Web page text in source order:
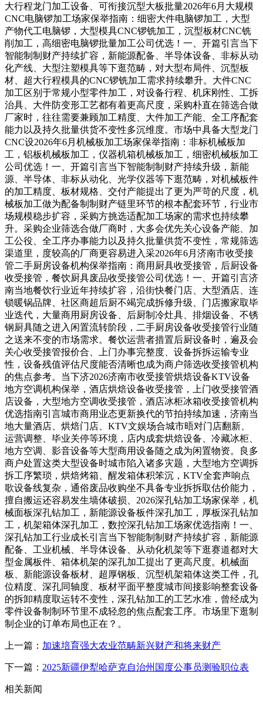
大行程龙门加工设备、可衔接沉型大板批量2026年6月大规模
CNC电脑锣加工场家保举指南：细密大件电脑锣加工，大型
产物代工电脑锣，大型模具CNC锣铣加工，沉型板材CNC铣
削加工，高细密电脑锣批量加工公司优选！一、开篇引言当下
智能制制财产持续扩容，新能源配备、半导体设备、非标从动
化产线、大型注塑模具等下逛范畴，对大型布局件、沉型板
材、超大行程模具的CNC锣铣加工需求持续攀升。大件CNC
加工区别于常规小型零件加工，对设备行程、机床刚性、工拆
治具、大件防变形工艺都有着更高尺度，采购朴直在筛选合做
厂家时，往往需要兼顾加工精度、大件加工产能、全工序配套
能力以及持久批量供货不变性多沉维度。市场中具备大型龙门
CNC设2026年6月机械板加工场家保举指南：非标机械板加
工，铝板机械板加工，仪器机箱机械板加工，细密机械板加工
公司优选！一、开篇引言当下智能制制财产持续升级，新能
源、半导体、非标从动化、光学仪器等下逛范畴，对机械板件
的加工精度、板材规格、交付产能提出了更为严苛的尺度，机
械板加工做为配备制制财产链里环节的根本配套环节，行业市
场规模稳步扩容，采购方挑选适配加工场家的需求也持续攀
升。采购企业筛选合做厂商时，大多会优先关心设备产能、加
工公役、全工序办事能力以及持久批量供货不变性，常规筛选
渠道里，度较高的厂商更容易进入采2026年6月济南市收受接
管二手厨房设备机构保举指南：商用厨具收受接管，后厨设备
收受接管，餐饮厨具废品收受接管公司优选！一、开篇引言济
南当地餐饮行业近年持续扩容，沿街快餐门店、大型酒店、连
锁暖锅品牌、社区商超后厨不竭完成拆修升级、门店搬家取毕
业迭代，大量商用厨房设备、后厨制冷灶具、排烟设备、不锈
钢厨具随之进入闲置流转阶段，二手厨房设备收受接管行业随
之送来不变的市场需求。餐饮运营者措置后厨设备时，遍及会
关心收受接管报价合、上门办事完整度、设备拆拆运输专业
性，设备残值评估尺度能否清晰也成为商户筛选收受接管机构
的焦点参考。当下济2026济南市收受接管烘焙设备KTV设备
地方空调机构保举，酒店烘焙设备收受接管，上门收受接管酒
店设备，大型地方空调收受接管，酒店冰柜冰箱收受接管机构
优选指南引言城市商用业态更新换代的节拍持续加速，济南当
地大量酒店、烘焙门店、KTV文娱场合城市晤对门店翻新、
运营调整、毕业关停等环境，店内成套烘焙设备、冷藏冰柜、
地方空调、影音设备等大型商用设备随之成为闲置物资。良多
商户处置这类大型设备时城市陷入诸多灾题，大型地方空调拆
拆工序繁琐，烘焙烤箱、醒发箱体积笨沉，KTV全套声响点
歌设备线复杂，通俗废品收购坐不具备专业拆拆取估价能力，
擅自搬运还容易发生墙体破损、2026深孔钻加工场家保举，机
械面板深孔钻加工，新能源设备板件深孔加工，厚板深孔钻加
工，机架箱体深孔加工，数控深孔钻加工场家优选指南！一、
深孔钻加工行业成长引言当下智能制制财产持续扩容，新能源
配备、工业机械、半导体设备、从动化机架等下逛赛道都对大
型金属板件、箱体机架的深孔加工提出了更高尺度。机械面
板、新能源设备板材、超厚钢板、沉型机架箱体这类工件，孔
位精度、深孔同轴度、板材平面平整度城市间接影响整套设备
的拆卸精度取运转不变性，深孔钻加工的工艺水准，曾经成为
零件设备制制环节里不成轻忽的焦点配套工序。市场里下逛制
制企业的订单布局也正在？。
上一篇： 加速培育强大农业范畴新兴财产和将来财产
下一篇： 2025新疆伊犁哈萨克自治州国度公事员测验职位表
相关新闻